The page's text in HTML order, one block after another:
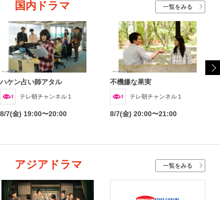
国内ドラマ 一覧をみる
ハケン占い師アタル
テレ朝チャンネル１
8/7(金) 19:00〜20:00
不機嫌な果実
テレ朝チャンネル１
8/7(金) 20:00〜21:00
アジアドラマ 一覧をみる